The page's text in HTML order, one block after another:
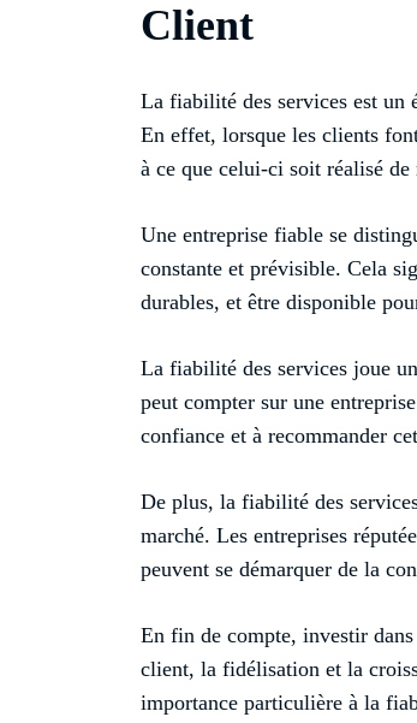
Client
La fiabilité des services est un
En effet, lorsque les clients
à ce que celui-ci soit réalisé
Une entreprise fiable se
constante et prévisible. Cela
durables, et être disponible
La fiabilité des services joue
peut compter sur une
confiance et à recommander
De plus, la fiabilité des
marché. Les entreprises
peuvent se démarquer de la
En fin de compte, investir
client, la fidélisation et la
importance particulière à la